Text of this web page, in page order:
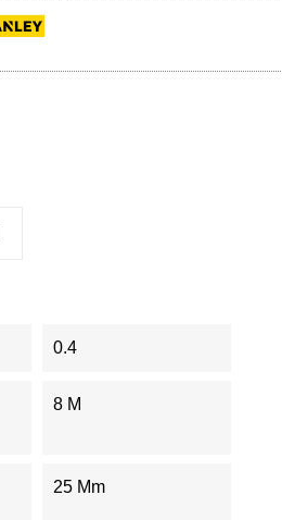
0.4
8 M
25 Mm